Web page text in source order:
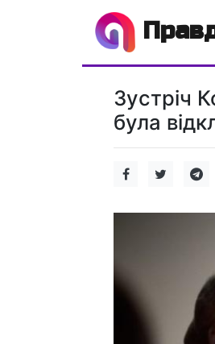
Зустріч
була